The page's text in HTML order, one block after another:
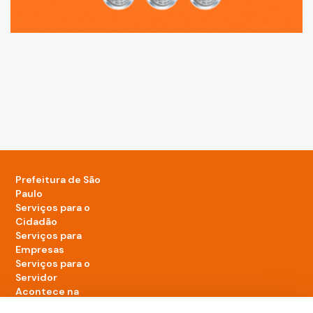
Prefeitura de São
Paulo
Serviços para o
Cidadão
Serviços para
Empresas
Serviços para o
Servidor
Acontece na